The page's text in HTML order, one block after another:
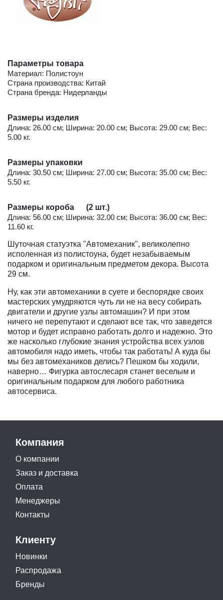
Параметры товара
Материал: Полистоун
Страна производства: Китай
Страна бренда: Нидерланды
Размеры изделия
Длина: 26.00 см; Ширина: 20.00 см; Высота: 29.00 см; Вес:
5.00 кг.
Размеры упаковки
Длина: 30.50 см; Ширина: 27.00 см; Высота: 35.00 см; Вес:
5.50 кг.
Размеры короба (2 шт.)
Длина: 56.00 см; Ширина: 32.00 см; Высота: 36.00 см; Вес:
11.60 кг.
Шуточная статуэтка "Автомеханик", великолепно
исполенная из полистоуна, будет незабываемым
подарком и оригинальным предметом декора. Высота
29 см.
Ну, как эти автомеханики в суете и беспорядке своих
мастерских умудряются чуть ли не на весу собирать
двигатели и другие узлы автомашин? И при этом
ничего не перепутают и сделают все так, что заведется
мотор и будет исправно работать долго и надежно. Это
же насколько глубокие знания устройства всех узлов
автомобиля надо иметь, чтобы так работать! А куда бы
мы без автомехаников делись? Пешком бы ходили,
наверно… Фигурка автослесаря станет веселым и
оригинальным подарком для любого работника
автосервиса.
Компания
О компании
Заказ и доставка
Оплата
Менеджеры
Контакты
Клиенту
Новинки
Распродажа
Бренды